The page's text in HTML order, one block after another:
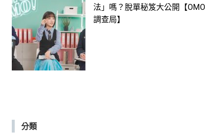
法」嗎？脫單秘笈大公開【OMO
調查局】
分類